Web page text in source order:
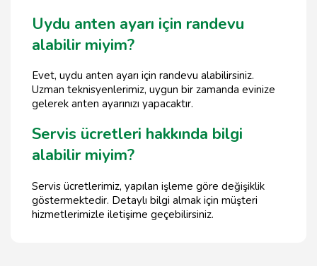
Uydu anten ayarı için randevu
alabilir miyim?
Evet, uydu anten ayarı için randevu alabilirsiniz.
Uzman teknisyenlerimiz, uygun bir zamanda evinize
gelerek anten ayarınızı yapacaktır.
Servis ücretleri hakkında bilgi
alabilir miyim?
Servis ücretlerimiz, yapılan işleme göre değişiklik
göstermektedir. Detaylı bilgi almak için müşteri
hizmetlerimizle iletişime geçebilirsiniz.